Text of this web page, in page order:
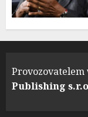
Provozovatelem
Publishing